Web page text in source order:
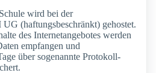
wird bei der
(haftungsbeschränkt) gehostet.
des Internetangebotes werden
empfangen und
über sogenannte Protokoll-